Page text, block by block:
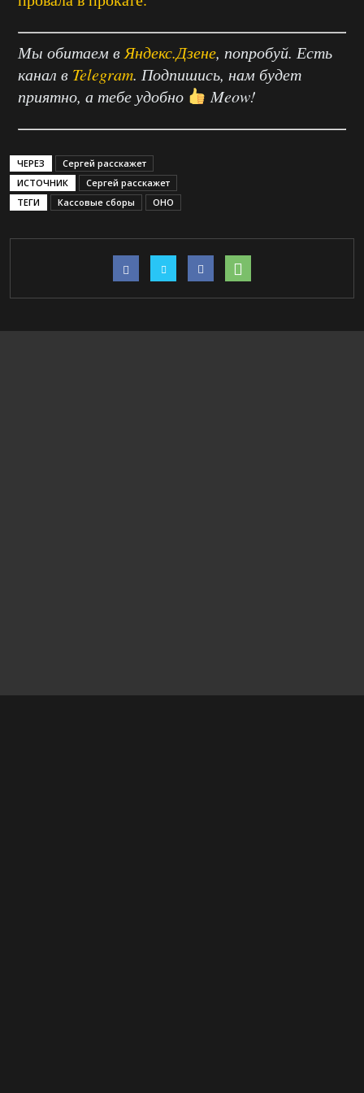
Мы обитаем в Яндекс.Дзене, попробуй. Есть
канал в Telegram. Подпишись, нам будет
приятно, а тебе удобно
Meow!
ЧЕРЕЗ
Сергей расскажет
ИСТОЧНИК
Сергей расскажет
ТЕГИ
Кассовые сборы ОНО